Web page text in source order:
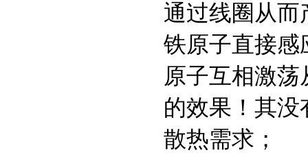
通过线圈从而
铁原子直接感
原子互相激
的效果！其没
散热需求；